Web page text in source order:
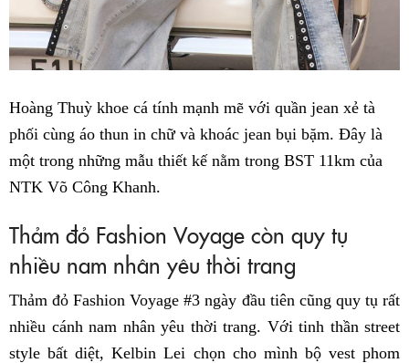
Hoàng Thuỳ khoe cá tính mạnh mẽ với quần jean xẻ tà
phối cùng áo thun in chữ và khoác jean bụi bặm. Đây là
một trong những mẫu thiết kế nằm trong BST 11km của
NTK Võ Công Khanh.
Thảm đỏ Fashion Voyage còn quy tụ
nhiều nam nhân yêu thời trang
Thảm đỏ Fashion Voyage #3 ngày đầu tiên cũng quy tụ rất
nhiều cánh nam nhân yêu thời trang. Với tinh thần street
style bất diệt, Kelbin Lei chọn cho mình bộ vest phom